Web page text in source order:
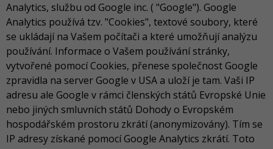
Analytics, službu od Google inc. ( "Google"). Google
Analytics používá tzv. "Cookies", textové soubory, které
se ukládají na Vašem počítači a které umožňují analýzu
používání. Informace o Vašem používání stránky,
vytvořené pomocí Cookies, přenese společnost Google
zpravidla na server Google v USA a uloží je tam. Vaši IP
adresu ale Google v rámci členských států Evropské Unie
nebo jiných smluvních států Dohody o Evropském
hospodářském prostoru zkrátí (anonymizovány). Tím se
IP adresy získané pomocí Google Analytics zkrátí. Toto